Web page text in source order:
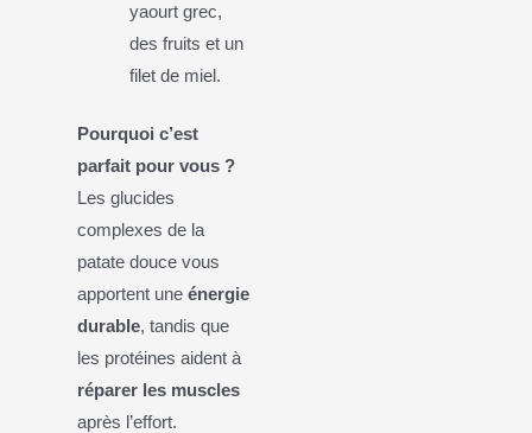
yaourt grec,
des fruits et un
filet de miel.
Pourquoi c’est
parfait pour vous ?
Les glucides
complexes de la
patate douce vous
apportent uneénergie
durable, tandis que
les protéines aident à
réparer les muscles
après l’effort.